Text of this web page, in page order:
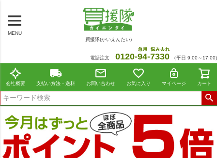
MENU
買援隊(かいえんたい)
電話注文 0120-94
急用
-7330
悩み去れ
（平日 9:00～17:00)
会社概要 支払い方法・送料 お問い合わせ お気に入り マイページ カート